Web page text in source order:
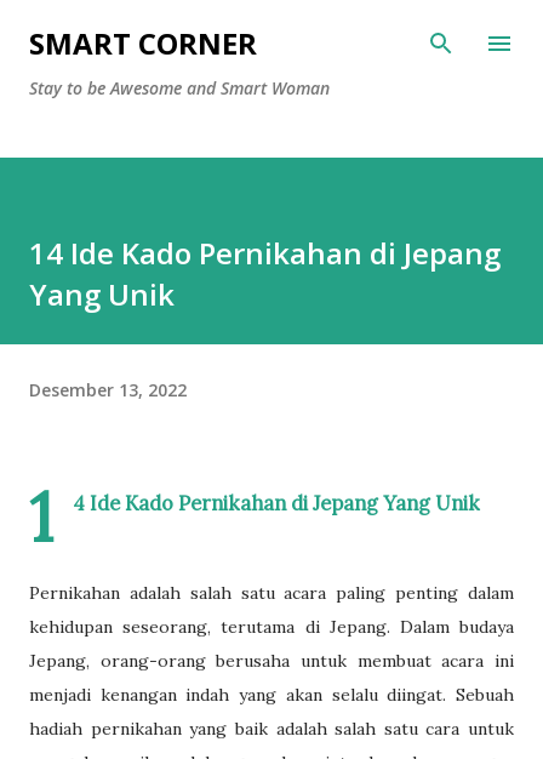
Langsung ke konten utama
SMART CORNER
Stay to be Awesome and Smart Woman
14 Ide Kado Pernikahan di Jepang
Yang Unik
Desember 13, 2022
1 4 Ide Kado Pernikahan di Jepang Yang Unik
Pernikahan adalah salah satu acara paling penting dalam
kehidupan seseorang, terutama di Jepang. Dalam budaya
Jepang, orang-orang berusaha untuk membuat acara ini
menjadi kenangan indah yang akan selalu diingat. Sebuah
hadiah pernikahan yang baik adalah salah satu cara untuk